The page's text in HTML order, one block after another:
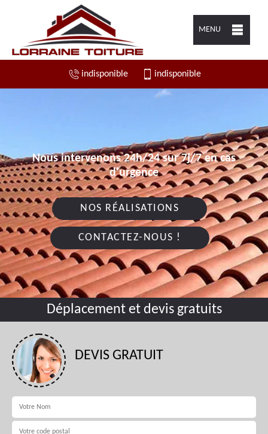
MENU
indisponible indisponible
Nous intervenons 24h/24 sur 7j/7 en cas
d'urgence
NOS RÉALISATIONS
CONTACTEZ-NOUS !
Déplacement et devis gratuits
DEVIS GRATUIT